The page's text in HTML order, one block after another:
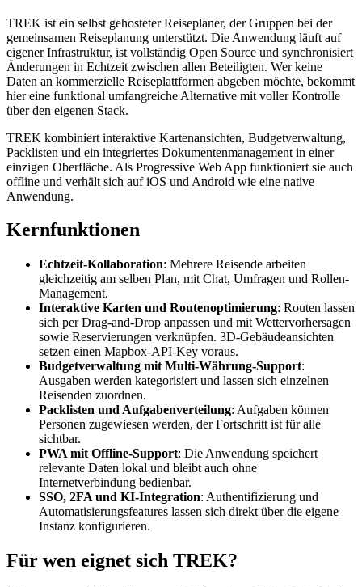
TREK ist ein selbst gehosteter Reiseplaner, der Gruppen bei der
gemeinsamen Reiseplanung unterstützt. Die Anwendung läuft auf
eigener Infrastruktur, ist vollständig Open Source und synchronisiert
Änderungen in Echtzeit zwischen allen Beteiligten. Wer keine
Daten an kommerzielle Reiseplattformen abgeben möchte, bekommt
hier eine funktional umfangreiche Alternative mit voller Kontrolle
über den eigenen Stack.
TREK kombiniert interaktive Kartenansichten, Budgetverwaltung,
Packlisten und ein integriertes Dokumentenmanagement in einer
einzigen Oberfläche. Als Progressive Web App funktioniert sie auch
offline und verhält sich auf iOS und Android wie eine native
Anwendung.
Kernfunktionen
Echtzeit-Kollaboration: Mehrere Reisende arbeiten
gleichzeitig am selben Plan, mit Chat, Umfragen und Rollen-
Management.
Interaktive Karten und Routenoptimierung: Routen lassen
sich per Drag-and-Drop anpassen und mit Wettervorhersagen
sowie Reservierungen verknüpfen. 3D-Gebäudeansichten
setzen einen Mapbox-API-Key voraus.
Budgetverwaltung mit Multi-Währung-Support:
Ausgaben werden kategorisiert und lassen sich einzelnen
Reisenden zuordnen.
Packlisten und Aufgabenverteilung: Aufgaben können
Personen zugewiesen werden, der Fortschritt ist für alle
sichtbar.
PWA mit Offline-Support: Die Anwendung speichert
relevante Daten lokal und bleibt auch ohne
Internetverbindung bedienbar.
SSO, 2FA und KI-Integration: Authentifizierung und
Automatisierungsfeatures lassen sich direkt über die eigene
Instanz konfigurieren.
Für wen eignet sich TREK?